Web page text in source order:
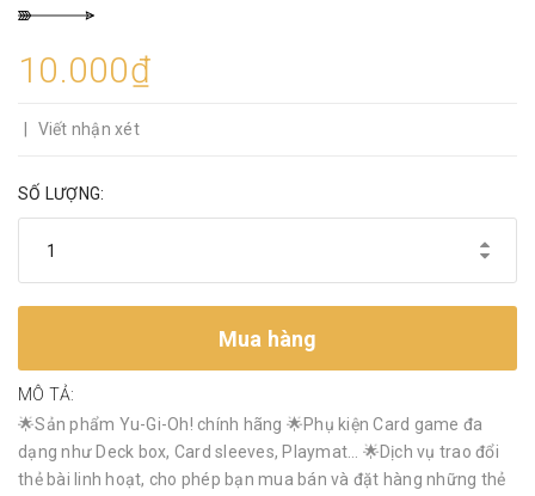
10.000₫
Viết nhận xét
SỐ LƯỢNG:
Mua hàng
MÔ TẢ:
🌟Sản phẩm Yu-Gi-Oh! chính hãng 🌟Phụ kiện Card game đa
dạng như Deck box, Card sleeves, Playmat… 🌟Dịch vụ trao đổi
thẻ bài linh hoạt, cho phép bạn mua bán và đặt hàng những thẻ